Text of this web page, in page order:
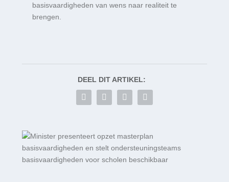
basisvaardigheden van wens naar realiteit te
brengen.
DEEL DIT ARTIKEL: